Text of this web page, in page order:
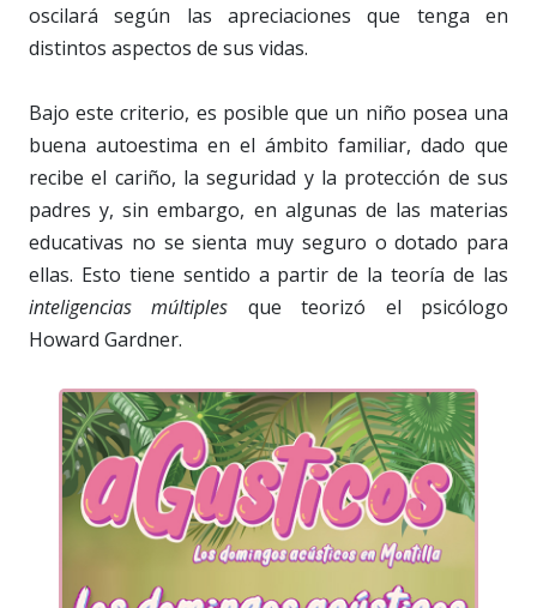
oscilará según las apreciaciones que tenga en
distintos aspectos de sus vidas.
Bajo este criterio, es posible que un niño posea una
buena autoestima en el ámbito familiar, dado que
recibe el cariño, la seguridad y la protección de sus
padres y, sin embargo, en algunas de las materias
educativas no se sienta muy seguro o dotado para
ellas. Esto tiene sentido a partir de la teoría de las
inteligencias múltiples que teorizó el psicólogo
Howard Gardner.